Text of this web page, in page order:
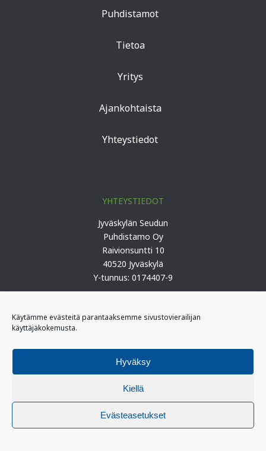
Käytämme evästeitä parantaaksemme sivustovierailijan
käyttäjäkokemusta.
Hyväksy
Kiellä
Evästeasetukset
Puhdistamot
Tietoa
Yritys
Ajankohtaista
Yhteystiedot
YHTEYSTIEDOT
Jyväskylän Seudun
Puhdistamo Oy
Raivionsuntti 10
40520 Jyväskylä
Y-tunnus: 0174407-9
I-päivystäjä: 0400 406 340
(kiireelliset ilmoitukset)
II-päivystäjä: 0400 406 341